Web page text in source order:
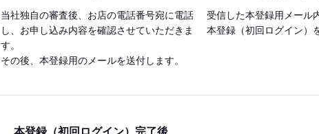
当社独自の審査後、お店の電話番号宛に電話
し、お申し込み内容を確認させていただきま
す。
その後、本登録用のメールを送付します。
受信した本登録用メール
本登録（初回ログイン）